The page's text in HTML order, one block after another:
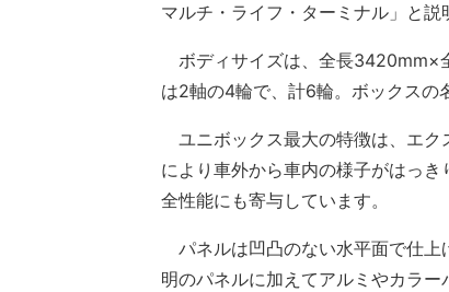
マルチ・ライフ・ターミナル」と説
ボディサイズは、全長3420mm×
は2軸の4輪で、計6輪。ボックスの
ユニボックス最大の特徴は、エク
により車外から車内の様子がはっ
全性能にも寄与しています。
パネルは凹凸のない水平面で仕上
明のパネルに加えてアルミやカラ